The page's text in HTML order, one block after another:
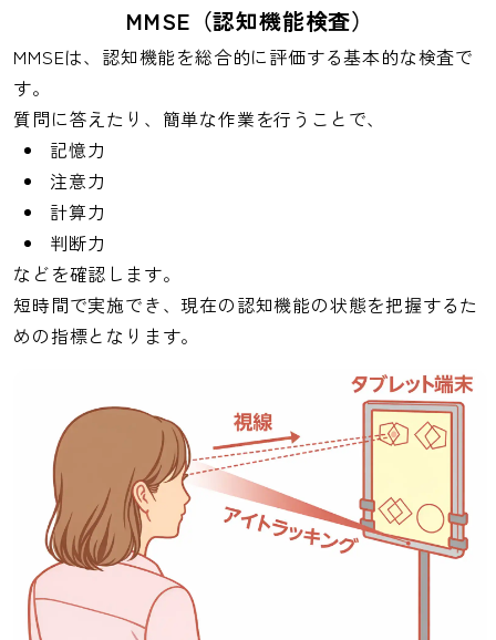
MMSE（認知機能検査）
MMSEは、認知機能を総合的に評価する基本的な検査で
す。
質問に答えたり、簡単な作業を行うことで、
記憶力
注意力
計算力
判断力
などを確認します。
短時間で実施でき、現在の認知機能の状態を把握するた
めの指標となります。